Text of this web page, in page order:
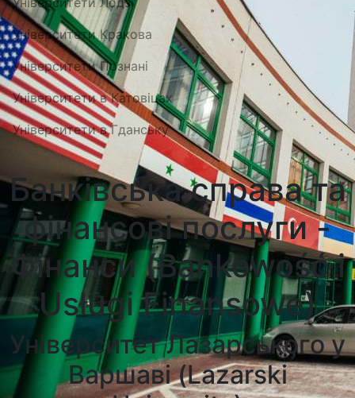
Університети Кракова
Університети Познані
Університети в Катовіцах
Університети в Гданську
Банківська справа та
фінансові послуги -
Фінанси (Bankowość i
Usługi Finansowe)
Університет Лазарського у
Варшаві (Lazarski